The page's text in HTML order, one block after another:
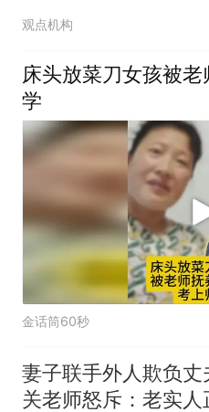
2.5
观点机构
床头放菜刀女孩被
学
金话筒60秒
妻子联手外人欺负丈
关老师怒斥：老实人